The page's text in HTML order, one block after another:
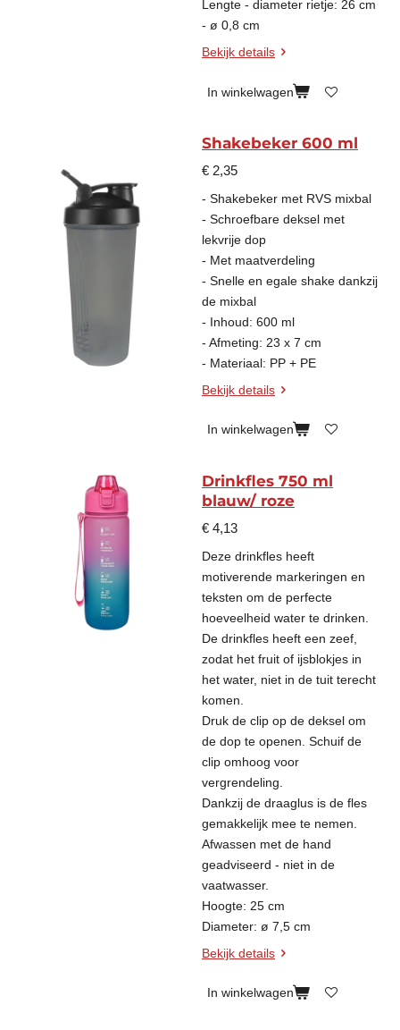
Lengte - diameter rietje: 26 cm
- ø 0,8 cm
Bekijk details
In winkelwagen
Shakebeker 600 ml
€ 2,35
- Shakebeker met RVS mixbal
- Schroefbare deksel met
lekvrije dop
- Met maatverdeling
- Snelle en egale shake dankzij
de mixbal
- Inhoud: 600 ml
- Afmeting: 23 x 7 cm
- Materiaal: PP + PE
Bekijk details
In winkelwagen
Drinkfles 750 ml
blauw/ roze
€ 4,13
Deze drinkfles heeft
motiverende markeringen en
teksten om de perfecte
hoeveelheid water te drinken.
De drinkfles heeft een zeef,
zodat het fruit of ijsblokjes in
het water, niet in de tuit terecht
komen.
Druk de clip op de deksel om
de dop te openen. Schuif de
clip omhoog voor
vergrendeling.
Dankzij de draaglus is de fles
gemakkelijk mee te nemen.
Afwassen met de hand
geadviseerd - niet in de
vaatwasser.
Hoogte: 25 cm
Diameter: ø 7,5 cm
Bekijk details
In winkelwagen